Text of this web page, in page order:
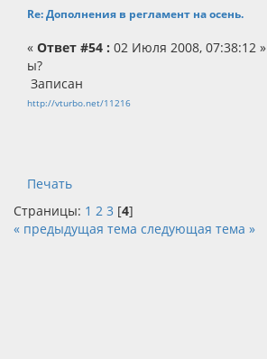
Re: Дополнения в регламент на осень.
« Ответ #54 : 02 Июля 2008, 07:38:12 »
ы?
Записан
http://vturbo.net/11216
Печать
Страницы: 1 2 3 [4]
« предыдущая тема следующая тема »